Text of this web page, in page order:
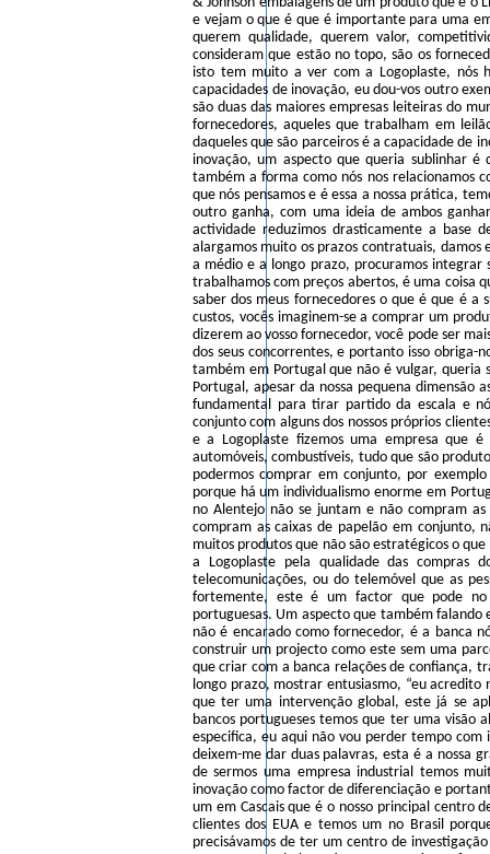
e vejam o que é que é importante para uma
querem qualidade, querem valor,
consideram que estão no topo, são os
isto tem muito a ver com a Logoplaste, nós
capacidades de inovação, eu dou-vos outro
são duas das maiores empresas leiteiras do
fornecedores, aqueles que trabalham em
daqueles que são parceiros é a capacidade de
inovação, um aspecto que queria sublinhar é
também a forma como nós nos relacionamos
que nós pensamos e é essa a nossa prática,
outro ganha, com uma ideia de ambos
actividade reduzimos drasticamente a base
alargamos muito os prazos contratuais, damos
a médio e a longo prazo, procuramos integrar
trabalhamos com preços abertos, é uma coisa
saber dos meus fornecedores o que é que é
custos, vocês imaginem-se a comprar um
dizerem ao vosso fornecedor, você pode ser
dos seus concorrentes, e portanto isso obriga-
também em Portugal que não é vulgar, queria
Portugal, apesar da nossa pequena dimensão
fundamental para tirar partido da escala e
conjunto com alguns dos nossos próprios
e a Logoplaste fizemos uma empresa que
automóveis, combustíveis, tudo que são
podermos comprar em conjunto, por
porque há um individualismo enorme em
no Alentejo não se juntam e não compram
compram as caixas de papelão em conjunto,
muitos produtos que não são estratégicos o
a Logoplaste pela qualidade das compras
telecomunicações, ou do telemóvel que as
fortemente, este é um factor que pode no
portuguesas. Um aspecto que também
não é encarado como fornecedor, é a banca
construir um projecto como este sem uma
que criar com a banca relações de confiança,
longo prazo, mostrar entusiasmo, “eu
que ter uma intervenção global, este já se
bancos portugueses temos que ter uma visão
especifica, eu aqui não vou perder tempo com
deixem-me dar duas palavras, esta é a nossa
de sermos uma empresa industrial temos
inovação como factor de diferenciação e
um em Cascais que é o nosso principal centro
clientes dos EUA e temos um no Brasil
precisávamos de ter um centro de